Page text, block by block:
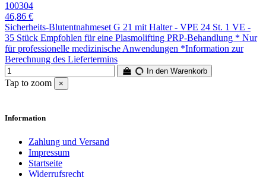
100304
46,86 €
Sicherheits-Blutentnahmeset G 21 mit Halter - VPE 24 St. 1 VE -
35 Stück Empfohlen für eine Plasmolifting PRP-Behandlung * Nur
für professionelle medizinische Anwendungen *Information zur
Berechnung des Liefertermins
In den Warenkorb
Tap to zoom ×
Information
Zahlung und Versand
Impressum
Startseite
Widerrufsrecht